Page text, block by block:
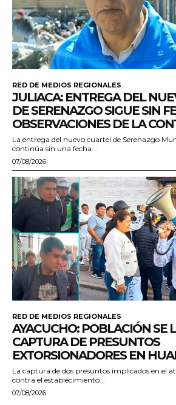
RED DE MEDIOS REGIONALES
JULIACA: ENTREGA DEL
DE SERENAZGO SIGUE SIN
OBSERVACIONES DE LA
La entrega del nuevo cuartel de Serenazgo
continúa sin una fecha...
07/08/2026
RED DE MEDIOS REGIONALES
AYACUCHO: POBLACIÓN SE
CAPTURA DE PRESUNTOS
EXTORSIONADORES EN
La captura de dos presuntos implicados en el
contra el establecimiento...
07/08/2026